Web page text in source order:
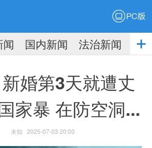
国内新闻 法治新闻
社
婚第3天就遭丈
家暴 在防空洞...
未知 2025-07-03 20:00